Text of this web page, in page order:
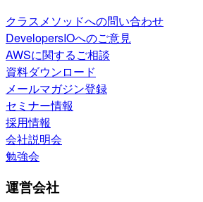
クラスメソッドへの問い合わせ
DevelopersIOへのご意見
AWSに関するご相談
資料ダウンロード
メールマガジン登録
セミナー情報
採用情報
会社説明会
勉強会
運営会社